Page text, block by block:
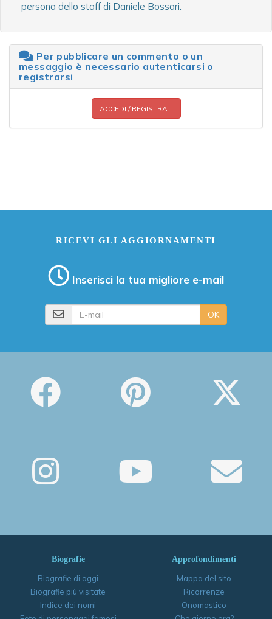
persona dello staff di Daniele Bossari.
Per pubblicare un commento o un
messaggio è necessario autenticarsi o
registrarsi
ACCEDI / REGISTRATI
RICEVI GLI AGGIORNAMENTI
Inserisci la tua migliore e-mail
OK
Biografie
Biografie di oggi
Biografie più visitate
Indice dei nomi
Approfondimenti
Mappa del sito
Ricorrenze
Onomastico